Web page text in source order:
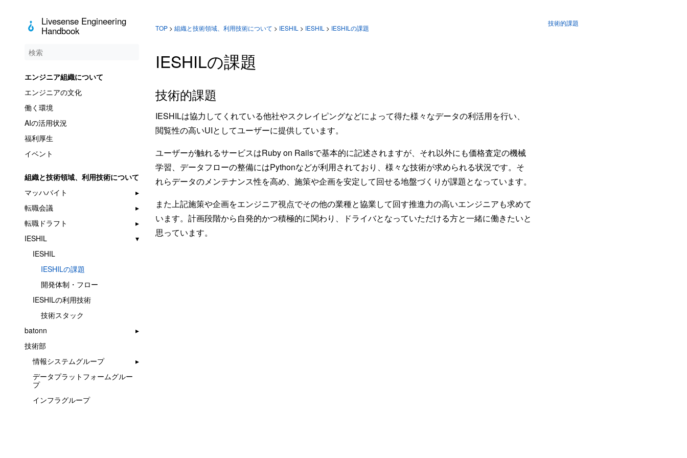
Livesense Engineering
Handbook
エンジニア組織について
エンジニアの文化
働く環境
AIの活用状況
福利厚生
イベント
組織と技術領域、利用技術について
マッハバイト
転職会議
転職ドラフト
IESHIL
IESHIL
IESHILの課題
開発体制・フロー
IESHILの利用技術
技術スタック
batonn
技術部
情報システムグループ
データプラットフォームグルー
プ
インフラグループ
TOP > 組織と技術領域、利用技術について > IESHIL > IESHIL > IESHILの課題
IESHILの課題
技術的課題
IESHILは協力してくれている他社やスクレイピングなどによって得た様々なデータの利活用を行い、
閲覧性の高いUIとしてユーザーに提供しています。
ユーザーが触れるサービスはRuby on Railsで基本的に記述されますが、それ以外にも価格査定の機械
学習、データフローの整備にはPythonなどが利用されており、様々な技術が求められる状況です。そ
れらデータのメンテナンス性を高め、施策や企画を安定して回せる地盤づくりが課題となっています。
また上記施策や企画をエンジニア視点でその他の業種と協業して回す推進力の高いエンジニアも求めて
います。計画段階から自発的かつ積極的に関わり、ドライバとなっていただける方と一緒に働きたいと
思っています。
技術的課題